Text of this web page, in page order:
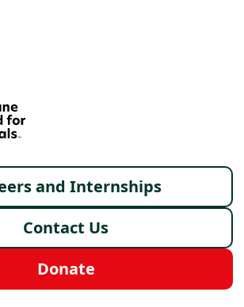
and Internships
Contact Us
Donate